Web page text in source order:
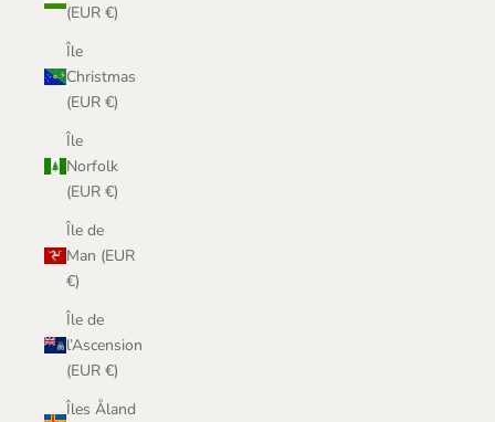
(EUR €)
Île
Christmas
(EUR €)
Île
Norfolk
(EUR €)
Île de
Man (EUR
€)
Île de
l’Ascension
(EUR €)
Îles Åland